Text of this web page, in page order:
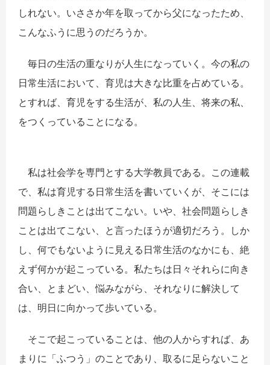
しれない。いささか年を取ってから父になったため、
こんなふうに思うのだろうか。
毎日の生活の重なりが人生になっていく。今の私の
日常生活において、育児は大きな比重を占めている。
とすれば、育児をする生活が、私の人生、将来の私、
をつくっていることになる。
私は社会学を専門とする大学教員である。この連載
で、私は育児する日常生活を書いていくが、そこには
問題らしきことは出てこない。いや、社会問題らしき
ことは出てこない、と言ったほうが適切だろう。しか
し、何でもないように見える日常生活のなかにも、絶
えず何かが起こっている。私たちは日々それらに向き
合い、とまどい、悩みながら、それなりに解決して
は、明日に向かって歩いている。
そこで起こっていることは、他の人からすれば、あ
まりに「ふつう」のことであり、取るに足らないこと